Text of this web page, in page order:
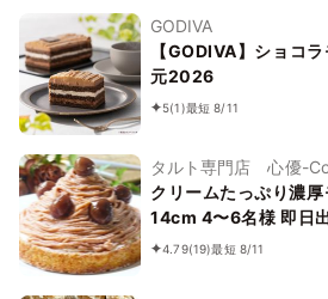
GODIVA
【GODIVA】ショコ
元2026
5(1)最短 8/11
タルト専門店 心優-
クリームたっぷり濃
14cm 4〜6名様 即日
早割 お取り寄せ 誕生
4.79(19)最短 8/11